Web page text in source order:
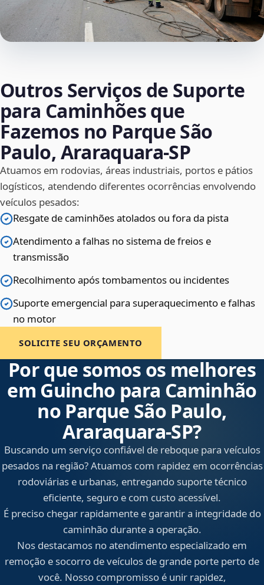
Outros Serviços de Suporte
para Caminhões que
Fazemos no Parque São
Paulo, Araraquara‑SP
Atuamos em rodovias, áreas industriais, portos e pátios
logísticos, atendendo diferentes ocorrências envolvendo
veículos pesados:
Resgate de caminhões atolados ou fora da pista
Atendimento a falhas no sistema de freios e
transmissão
Recolhimento após tombamentos ou incidentes
Suporte emergencial para superaquecimento e falhas
no motor
SOLICITE SEU ORÇAMENTO
Por que somos os melhores
em Guincho para Caminhão
no Parque São Paulo,
Araraquara‑SP?
Buscando um serviço confiável de reboque para veículos
pesados na região? Atuamos com rapidez em ocorrências
rodoviárias e urbanas, entregando suporte técnico
eficiente, seguro e com custo acessível.
É preciso chegar rapidamente e garantir a integridade do
caminhão durante a operação.
Nos destacamos no atendimento especializado em
remoção e socorro de veículos de grande porte perto de
você. Nosso compromisso é unir rapidez,